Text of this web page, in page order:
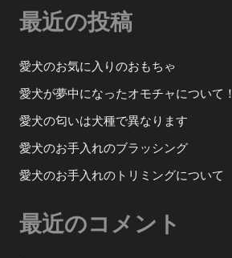
ジ
送
り
最近の投稿
愛犬のお気に入りのおもちゃ
愛犬が夢中になったオモチャについて！
愛犬の匂いは犬種で異なります
愛犬のお手入れのブラッシング
愛犬のお手入れのトリミングについて
最近のコメント